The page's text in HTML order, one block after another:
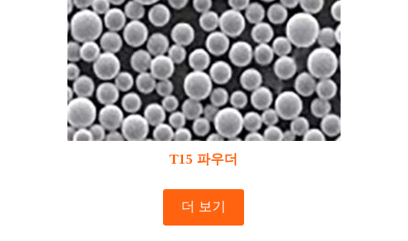
T15 파우더
더 보기